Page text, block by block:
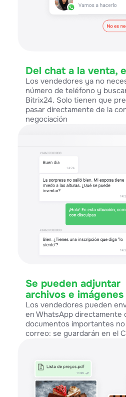
Del chat a la venta,
Los vendedores ya no
número de teléfono y
Bitrix24. Solo tienen que
pasar directamente de la
negociación
Se pueden adjuntar
archivos e imágenes
Los vendedores pueden
en WhatsApp directamente
documentos importantes
correo: se guardarán en el